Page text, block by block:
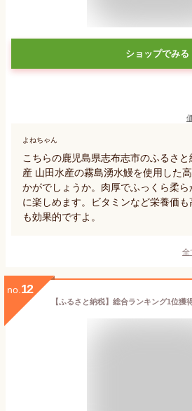
ショップでみる
よねちゃん
こちらの鹿児島県志布志市のふるさ
産 山田水産の霧島湧水鰻を使用した
かがでしょうか。肉厚でふっくら柔
に楽しめます。ビタミンなど栄養価
も効果的ですよ。
全
no. 12